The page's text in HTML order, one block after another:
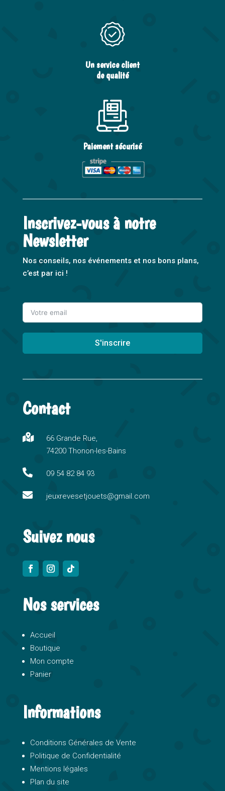
Un service client
de qualité
Paiement sécurisé
Inscrivez-vous à notre
Newsletter
Nos conseils, nos événements et nos bons plans,
c’est par ici !
S'inscrire
l
e
n
a
i
e
Contact

66 Grande Rue,
74200 Thonon-les-Bains
 09 54 82 84 93
 jeuxrevesetjouets@gmail.com
Suivez nous
Nos services
Accueil
Boutique
Mon compte
Panier
Informations
Conditions Générales de Vente
Politique de Confidentialité
Mentions légales
Plan du site